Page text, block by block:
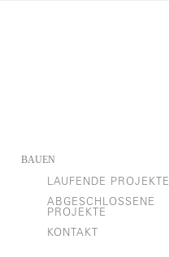
BAUEN
LAUFENDE PROJEKTE
ABGESCHLOSSENE
PROJEKTE
KONTAKT